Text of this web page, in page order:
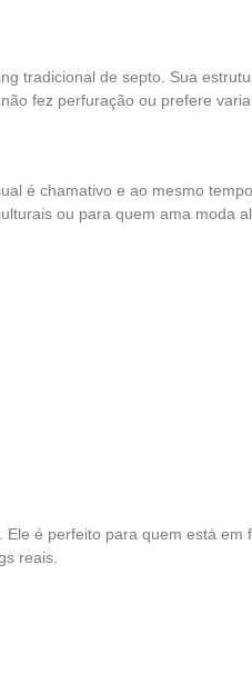
tradicional de septo. Sua
fez perfuração ou prefere
é chamativo e ao mesmo
ou para quem ama moda
é perfeito para quem está
reais.